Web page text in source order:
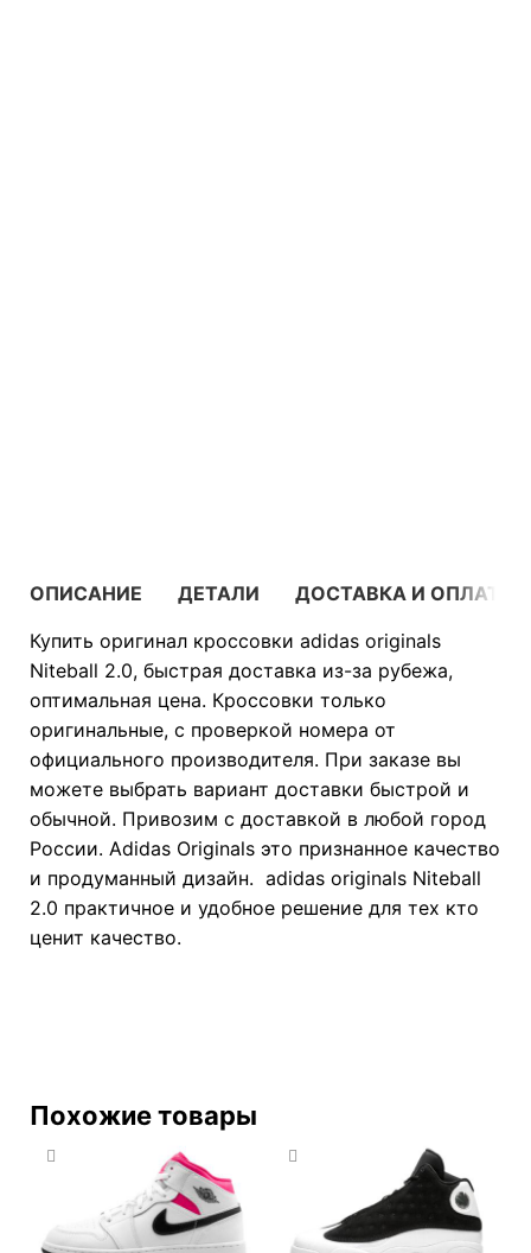
ОПИСАНИЕ ДЕТАЛИ
ДОСТАВКА И ОПЛАТА
Купить оригинал кроссовки adidas originals
Niteball 2.0, быстрая доставка из-за рубежа,
оптимальная цена. Кроссовки только
оригинальные, с проверкой номера от
официального производителя. При заказе вы
можете выбрать вариант доставки быстрой и
обычной. Привозим с доставкой в любой город
России. Adidas Originals это признанное качество
и продуманный дизайн. adidas originals Niteball
2.0 практичное и удобное решение для тех кто
ценит качество.
Похожие товары